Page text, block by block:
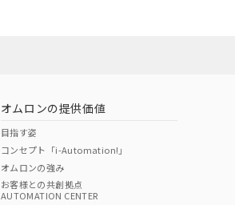
オムロンの提供価値
目指す姿
コンセプト「i-Automation!」
オムロンの強み
お客様との共創拠点
AUTOMATION CENTER